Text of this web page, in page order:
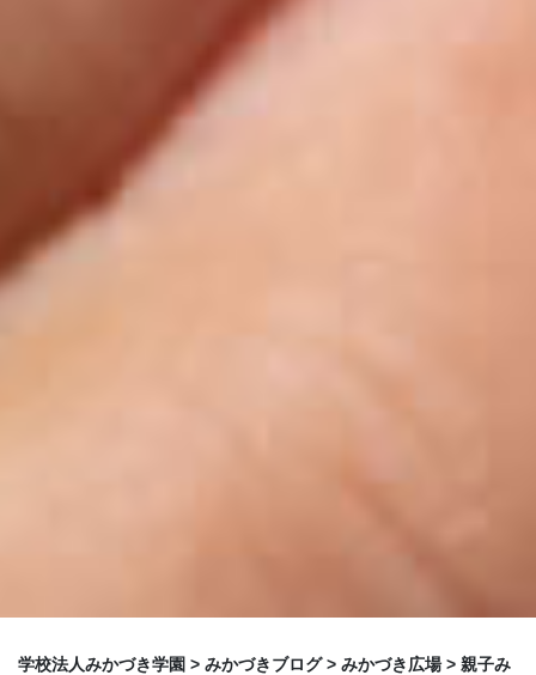
学校法人みかづき学園 > みかづきブログ> みかづき広場> 親子み